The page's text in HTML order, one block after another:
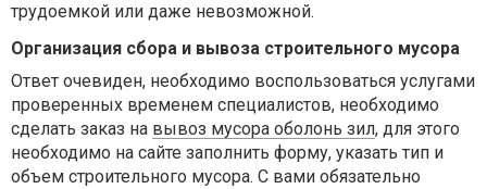
трудоемкой или даже невозможной.
Организация сбора и вывоза строительного мусора
Ответ очевиден, необходимо воспользоваться услугами
проверенных временем специалистов, необходимо
сделать заказ на вывоз мусора оболонь зил, для этого
необходимо на сайте заполнить форму, указать тип и
объем строительного мусора. С вами обязательно